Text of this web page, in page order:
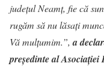
județul Neamț, fie că
rugăm să nu lăsați
Vă mulțumim.”,a
președinte al